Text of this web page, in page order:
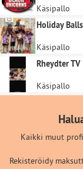
Käsipallo
Holiday
Käsipallo
Rheydter TV
Käsipallo
Kaikki muut
Rekisteröidy